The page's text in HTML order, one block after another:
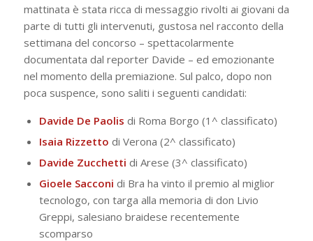
mattinata è stata ricca di messaggio rivolti ai giovani da
parte di tutti gli intervenuti, gustosa nel racconto della
settimana del concorso – spettacolarmente
documentata dal reporter Davide – ed emozionante
nel momento della premiazione. Sul palco, dopo non
poca suspence, sono saliti i seguenti candidati:
Davide De Paolis di Roma Borgo (1^ classificato)
Isaia Rizzetto di Verona (2^ classificato)
Davide Zucchetti di Arese (3^ classificato)
Gioele Sacconi di Bra ha vinto il premio al miglior
tecnologo, con targa alla memoria di don Livio
Greppi, salesiano braidese recentemente
scomparso